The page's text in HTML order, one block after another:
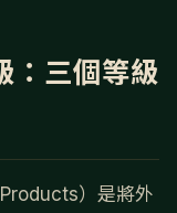
：三個等級
）是將外